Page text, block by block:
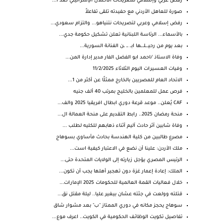
صورة للعاهل الأردني مع حفيدته تلقى تفاعلاً
رفض إسلامي وعربي لتصريحات نتنياهو... والتزام سعودي...
بالأسماء... الرئاسة اللبنانية تعلن تشكيل حكومة جدي...
بعد يوم من رحيـ.ـلـ.ـها ابـ. ـ. ـن الفنانة السورية...
وفاة الاستاذ /احمد ابو الفضل الفار مدير إدارة المن...
وفيات العسيرات اليوم الثلاثاء 11/2/2025
الاتحاد العام للمصريين بالخارج ممثلًا عن أكثر من 1...
فرص عمل للمعلمين بالخليج بمرتب 40 ألف جنيه
CAF يُعلن.. موعد قرعة دوري ابطال افريقيا 2025 والف...
منحة رمضان 2025.. رابط التقديم على منحة العمالة ال...
وفاة شابين آثر حادث آليم أثناء ذهابهم للكليه لطلب ...
مصرع طالبين من كلية الهندسة بحادث مأساوي بسوهاج
ملك ⁧‫الأردن‬⁩: علينا أن نضع في الاعتبار كيفية است...
الرئيس المصري يؤجل زيارته إلى الولايات المتحدة حتى...
الملك: إعادة إعمار غزة دون تهجير أهلها يجب أن تكون...
خلال فعاليات القمة العالمية للحكومات 2025 الإمارات...
قتلته وولعت في جثته عشان بيغير عليا.. ليلة مقتل نق...
سوهاج يحجز مكانه في دوري الممتاز "ب" بعد مشوار شاق
تفاصيل تكويت الوظائف الحكومية في الكويت.. اعرف موع...